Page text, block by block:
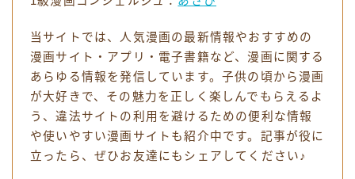
当サイトでは、人気漫画の最新情報やおすすめの
漫画サイト・アプリ・電子書籍など、漫画に関する
あらゆる情報を発信しています。子供の頃から漫画
が大好きで、その魅力を正しく楽しんでもらえるよ
う、違法サイトの利用を避けるための便利な情報
や使いやすい漫画サイトも紹介中です。記事が役に
立ったら、ぜひお友達にもシェアしてください♪